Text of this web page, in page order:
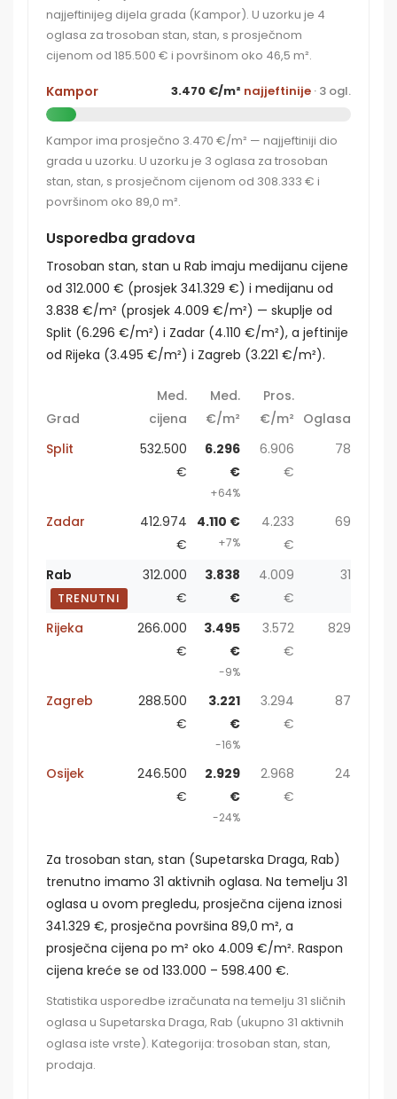
najjeftinijeg dijela grada (Kampor). U uzorku je 4
oglasa za trosoban stan, stan, s prosječnom
cijenom od 185.500 € i površinom oko 46,5 m².
Kampor 3.470 €/m² najjeftinije · 3 ogl.
Kampor ima prosječno 3.470 €/m² — najjeftiniji dio
grada u uzorku. U uzorku je 3 oglasa za trosoban
stan, stan, s prosječnom cijenom od 308.333 € i
površinom oko 89,0 m².
Usporedba gradova
Trosoban stan, stan u Rab imaju medijanu cijene
od 312.000 € (prosjek 341.329 €) i medijanu od
3.838 €/m² (prosjek 4.009 €/m²) — skuplje od
Split (6.296 €/m²) i Zadar (4.110 €/m²), a jeftinije
od Rijeka (3.495 €/m²) i Zagreb (3.221 €/m²).
Grad
Med.
cijena
Med.
€/m²
Pros.
€/m² Oglasa
Split
532.500
€
6.296
€
+64%
6.906
€
78
Zadar
412.974
€
4.110 €
+7%
4.233
€
69
Rab
TRENUTNI
312.000
€
3.838
€
4.009
€
31
Rijeka
266.000
€
3.495
€
-9%
3.572
€
829
Zagreb
288.500
€
3.221
€
-16%
3.294
€
87
Osijek
246.500
€
2.929
€
-24%
2.968
€
24
Za trosoban stan, stan (Supetarska Draga, Rab)
trenutno imamo 31 aktivnih oglasa. Na temelju 31
oglasa u ovom pregledu, prosječna cijena iznosi
341.329 €, prosječna površina 89,0 m², a
prosječna cijena po m² oko 4.009 €/m². Raspon
cijena kreće se od 133.000 – 598.400 €.
Statistika usporedbe izračunata na temelju 31 sličnih
oglasa u Supetarska Draga, Rab (ukupno 31 aktivnih
oglasa iste vrste). Kategorija: trosoban stan, stan,
prodaja.